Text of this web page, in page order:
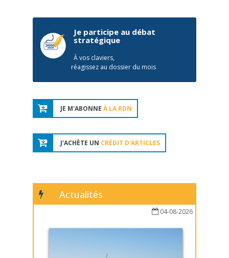
Je participe au débat
stratégique
À vos claviers,
réagissez au dossier du mois
JE M'ABONNE À LA RDN
J'ACHÈTE UN CRÉDIT D'ARTICLES
Actualités
04-08-2026